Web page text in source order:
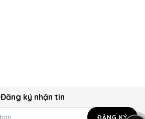
Đăng ký nhận tin
ĐĂNG KÝ